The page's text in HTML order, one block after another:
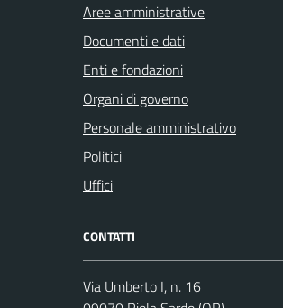
Aree amministrative
Documenti e dati
Enti e fondazioni
Organi di governo
Personale amministrativo
Politici
Uffici
CONTATTI
Via Umberto I, n. 16